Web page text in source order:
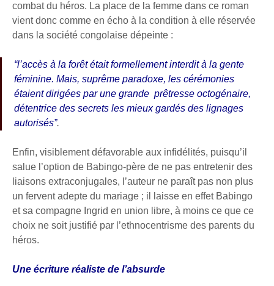
combat du héros. La place de la femme dans ce roman
vient donc comme en écho à la condition à elle réservée
dans la société congolaise dépeinte :
“l’accès à la forêt était formellement interdit à la gente
féminine. Mais, suprême paradoxe, les cérémonies
étaient dirigées par une grande prêtresse octogénaire,
détentrice des secrets les mieux gardés des lignages
autorisés”.
Enfin, visiblement défavorable aux infidélités, puisqu’il
salue l’option de Babingo-père de ne pas entretenir des
liaisons extraconjugales, l’auteur ne paraît pas non plus
un fervent adepte du mariage ; il laisse en effet Babingo
et sa compagne Ingrid en union libre, à moins ce que ce
choix ne soit justifié par l’ethnocentrisme des parents du
héros.
Une écriture réaliste de l’absurde